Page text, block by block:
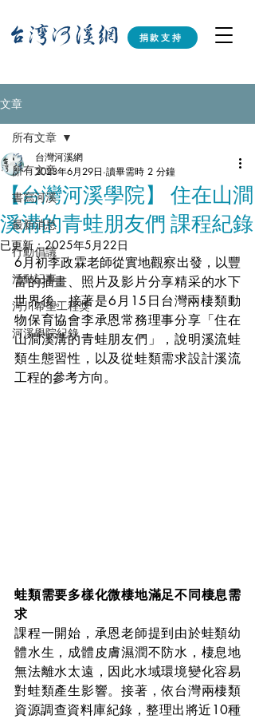
捐款支持
文章
所有文章
書寫河溪
最新消息
行動倡議
活動記事
河川希望工程獎
河溪學院紀錄
所有文章
【台灣河溪學院】 住在山澗
溪溝的青蛙朋友們 課程紀錄
台灣河溪網
2023年6月29日 讀畢需時 2 分鐘
已更新：2025年5月22日
6月初李政霖老師從實地觀察出發，以豐
富的插畫、照片及影片分享精采的水下
世界後。接著是6月15日台灣兩棲類動
物保育協會李承恩常務理事分享「住在
山澗溪溝的青蛙朋友們」，說明溪流蛙
類生態習性，以及從蛙類需求設計溪流
工程的參考方向。
蛙類需要多樣化微棲地滿足不同棲息需
求
課程一開始，承恩老師提到由於蛙類幼
體水生，成體皮膚濕潤不防水，棲息地
無法離水太遠，因此水域環境變化容易
對蛙類產生影響。接著，依台灣兩棲類
資源調查資料庫紀錄，整理出將近10種